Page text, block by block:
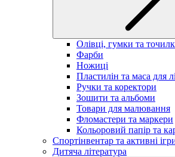
Олівці, гумки та
Фарби
Ножиці
Пластилін та маса для
Ручки та коректори
Зошити та альбоми
Товари для малювання
Фломастери та маркери
Кольоровий папір та
Спортінвентар та активні
Дитяча література